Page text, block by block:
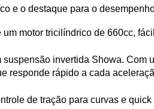
e o destaque para o
motor tricilíndrico de 660cc,
suspensão invertida Showa.
responde rápido a cada
de tração para curvas e